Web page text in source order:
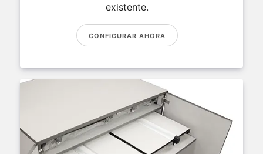
existente.
CONFIGURAR AHORA